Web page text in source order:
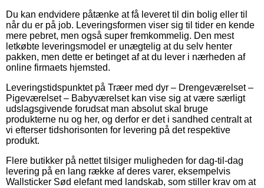
Du kan endvidere påtænke at få leveret til din bolig eller til
når du er på job. Leveringsformen viser sig til tider en kende
mere pebret, men også super fremkommelig. Den mest
letkøbte leveringsmodel er unægtelig at du selv henter
pakken, men dette er betinget af at du lever i nærheden af
online firmaets hjemsted.
Leveringstidspunktet på Træer med dyr – Drengeværelset –
Pigeværelset – Babyværelset kan vise sig at være særligt
udslagsgivende forudsat man absolut skal bruge
produkterne nu og her, og derfor er det i sandhed centralt at
vi efterser tidshorisonten for levering på det respektive
produkt.
Flere butikker på nettet tilsiger muligheden for dag-til-dag
levering på en lang række af deres varer, eksempelvis
Wallsticker Sød elefant med landskab, som stiller krav om at